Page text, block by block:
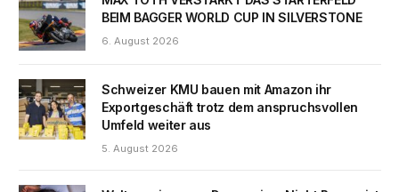
BEIM BAGGER WORLD CUP IN SILVERSTONE
6. August 2026
Schweizer KMU bauen mit Amazon ihr
Exportgeschäft trotz dem anspruchsvollen
Umfeld weiter aus
5. August 2026